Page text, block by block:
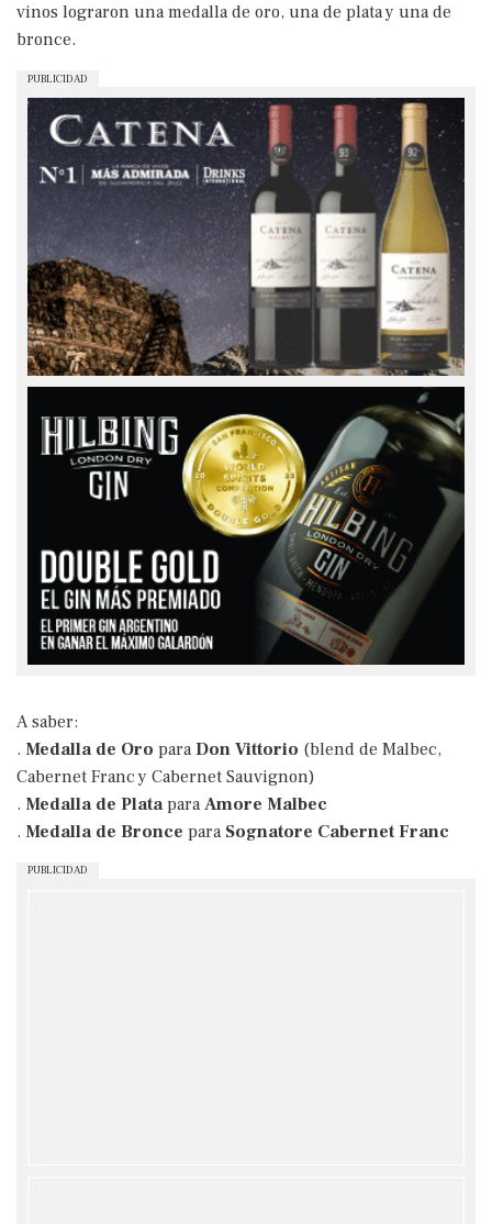
vinos lograron una medalla de oro, una de plata y una de
bronce.
PUBLICIDAD
A saber:
. Medalla de Oro para Don Vittorio (blend de Malbec,
Cabernet Franc y Cabernet Sauvignon)
. Medalla de Platapara Amore Malbec
. Medalla de Bronce para Sognatore Cabernet Franc
PUBLICIDAD